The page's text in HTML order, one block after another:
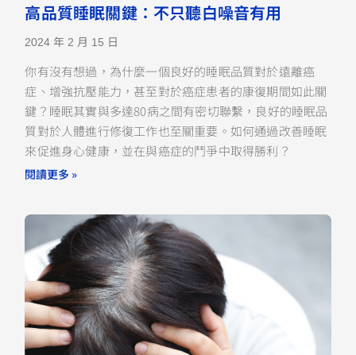
高品質睡眠關鍵：不只聽白噪音有用
2024 年 2 月 15 日
你有沒有想過，為什麼一個良好的睡眠品質對於遠離癌
症、增強抗壓能力，甚至對於癌症患者的康復期間如此關
鍵？睡眠其實與多達80病之間有密切聯繫，良好的睡眠品
質對於人體進行修復工作也至關重要。如何通過改善睡眠
來促進身心健康，並在與癌症的鬥爭中取得勝利？
閱讀更多 »